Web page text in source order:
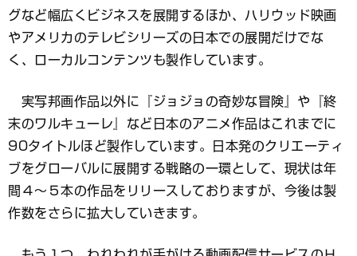
グなど幅広くビジネスを展開するほか、ハリウッド映画
やアメリカのテレビシリーズの日本での展開だけでな
く、ローカルコンテンツも製作しています。
実写邦画作品以外に『ジョジョの奇妙な冒険』や『終
末のワルキューレ』など日本のアニメ作品はこれまでに
90タイトルほど製作しています。日本発のクリエーティ
ブをグローバルに展開する戦略の一環として、現状は年
間４〜５本の作品をリリースしておりますが、今後は製
作数をさらに拡大していきます。